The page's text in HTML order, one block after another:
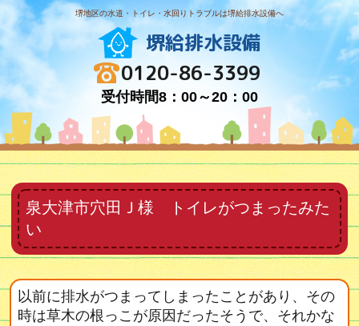
堺地区の水道・トイレ・水回りトラブルは堺給排水設備へ
堺給排水設備
0120-86-3399
受付時間8：00～20：00
泉大津市穴田Ｊ様 トイレがつまったみた
い
以前に排水がつまってしまったことがあり、その
時は草木の根っこが原因だったそうで、それかな